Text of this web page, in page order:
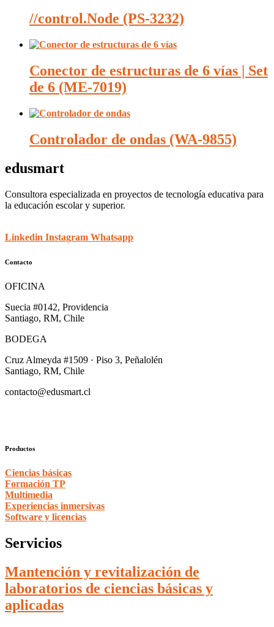
//control.Node (PS-3232)
Conector de estructuras de 6 vías | Set
de 6 (ME-7019)
Controlador de ondas (WA-9855)
edusmart
Consultora especializada en proyectos de tecnología educativa para
la educación escolar y superior.
Linkedin Instagram Whatsapp
Contacto
OFICINA
Suecia #0142, Providencia
Santiago, RM, Chile
BODEGA
Cruz Almeyda #1509 · Piso 3, Peñalolén
Santiago, RM, Chile
contacto@edusmart.cl
Productos
Ciencias básicas
Formación TP
Multimedia
Experiencias inmersivas
Software y licencias
Servicios
Mantención y revitalización de
laboratorios de ciencias básicas y
aplicadas